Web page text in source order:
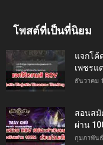
โพสต์ที่เป็นที่นิยม
แจกโค้
เพชรแ
ธันวาคม
สอนสมั
ผ่าน
กุมภาพัน